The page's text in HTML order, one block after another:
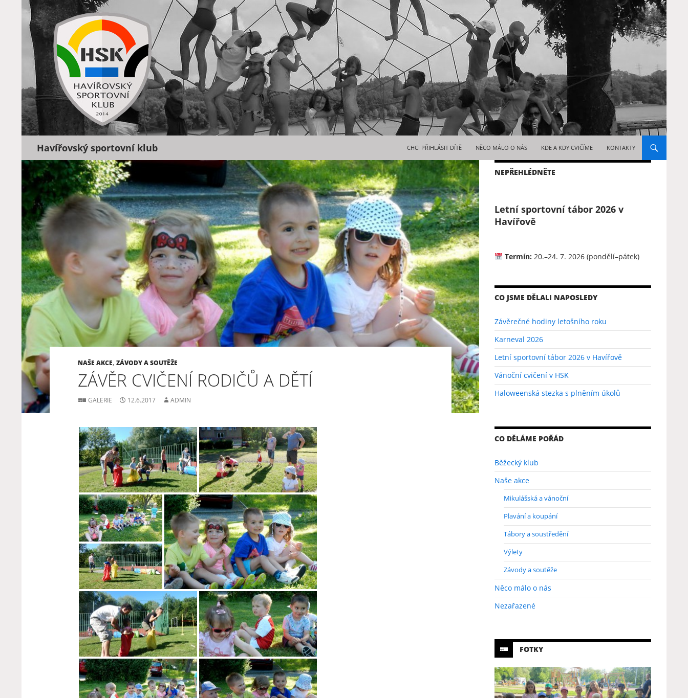
Havířovský sportovní klub CHCI PŘIHLÁSIT DÍTĚ NĚCO MÁLO O NÁS KDE A KDY CVIČÍME KONTAKTY
NAŠE AKCE, ZÁVODY A SOUTĚŽE
ZÁVĚR CVIČENÍ RODIČŮ A DĚTÍ
GALERIE 12.6.2017 ADMIN
NEPŘEHLÉDNĚTE
Letní sportovní tábor 2026 v
Havířově
Termín:20.–24. 7. 2026 (pondělí–pátek)
CO JSME DĚLALI NAPOSLEDY
Závěrečné hodiny letošního roku
Karneval 2026
Letní sportovní tábor 2026 v Havířově
Vánoční cvičení v HSK
Haloweenská stezka s plněním úkolů
CO DĚLÁME POŘÁD
Běžecký klub
Naše akce
Mikulášská a vánoční
Plavání a koupání
Tábory a soustředění
Výlety
Závody a soutěže
Něco málo o nás
Nezařazené
FOTKY